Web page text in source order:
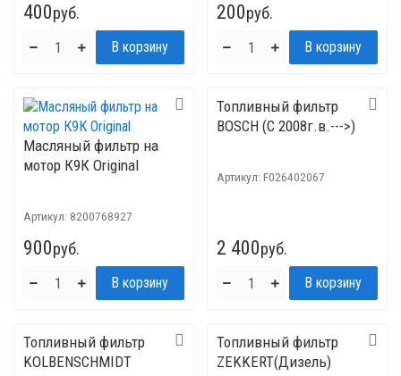
400руб. 200руб.
Масляный фильтр на
мотор К9К Original
Артикул: 8200768927
900руб.
Топливный фильтр
BOSCH (С 2008г.в.--->)
Артикул: F026402067
2 400руб.
Топливный фильтр
KOLBENSCHMIDT
Топливный фильтр
ZEKKERT(Дизель)